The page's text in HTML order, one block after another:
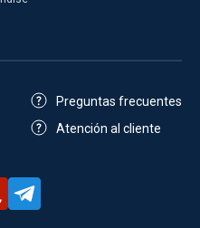
Preguntas frecuentes
Atención al cliente